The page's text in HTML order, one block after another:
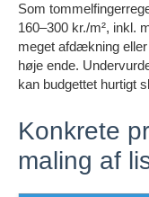
Som
160–300 kr./m², inkl.
meget afdækning
høje ende.
kan budgettet hurtigt
Konkrete
maling af